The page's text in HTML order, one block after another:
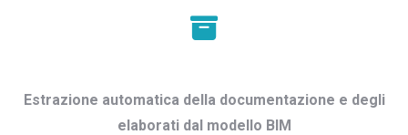
Estrazione automatica della documentazione e degli
elaborati dal modello BIM